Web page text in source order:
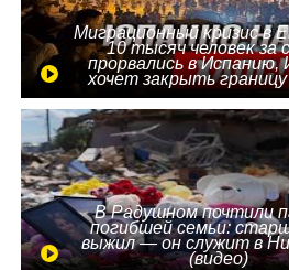
Миграционный кризис в
10 тысяч человек за
прорвались в Испанию,
хочет закрыть границу
В Радушном почтили
погибшей семьи:
выжил — он служит в
(видео)